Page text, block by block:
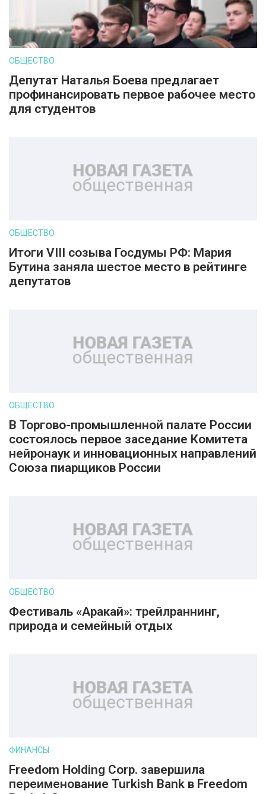
ОБЩЕСТВО
Депутат Наталья Боева предлагает
профинансировать первое рабочее место
для студентов
ОБЩЕСТВО
Итоги VIII созыва Госдумы РФ: Мария
Бутина заняла шестое место в рейтинге
депутатов
ОБЩЕСТВО
В Торгово-промышленной палате России
состоялось первое заседание Комитета
нейронаук и инновационных направлений
Союза пиарщиков России
ОБЩЕСТВО
Фестиваль «Аракай»: трейлраннинг,
природа и семейный отдых
ФИНАНСЫ
Freedom Holding Corp. завершила
переименование Turkish Bank в Freedom